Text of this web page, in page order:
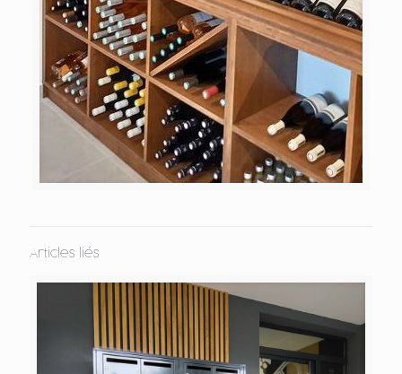
Articles liés